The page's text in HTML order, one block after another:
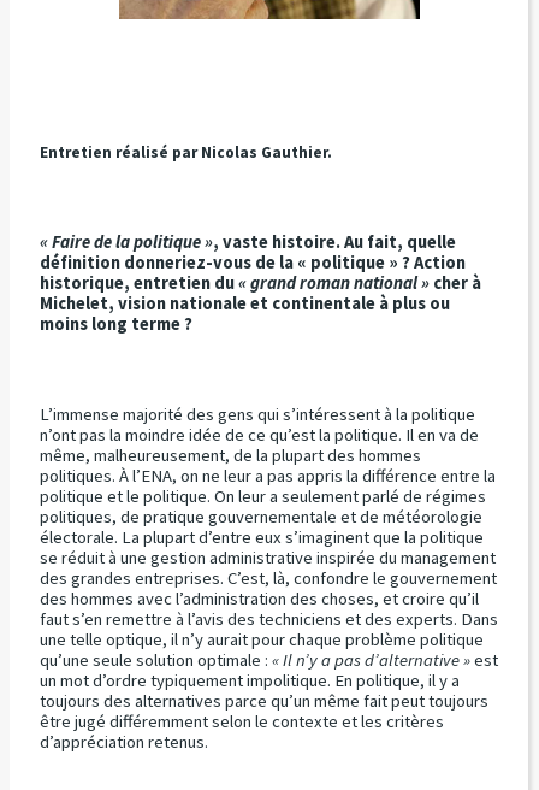
Entretien réalisé par Nicolas Gauthier.
« Faire de la politique », vaste histoire. Au fait, quelle
définition donneriez-vous de la « politique » ? Action
historique, entretien du« grand roman national »cher à
Michelet, vision nationale et continentale à plus ou
moins long terme ?
L’immense majorité des gens qui s’intéressent à la politique
n’ont pas la moindre idée de ce qu’est la politique. Il en va de
même, malheureusement, de la plupart des hommes
politiques. À l’ENA, on ne leur a pas appris la différence entre la
politique et le politique. On leur a seulement parlé de régimes
politiques, de pratique gouvernementale et de météorologie
électorale. La plupart d’entre eux s’imaginent que la politique
se réduit à une gestion administrative inspirée du management
des grandes entreprises. C’est, là, confondre le gouvernement
des hommes avec l’administration des choses, et croire qu’il
faut s’en remettre à l’avis des techniciens et des experts. Dans
une telle optique, il n’y aurait pour chaque problème politique
qu’une seule solution optimale : « Il n’y a pas d’alternative »est
un mot d’ordre typiquement impolitique. En politique, il y a
toujours des alternatives parce qu’un même fait peut toujours
être jugé différemment selon le contexte et les critères
d’appréciation retenus.